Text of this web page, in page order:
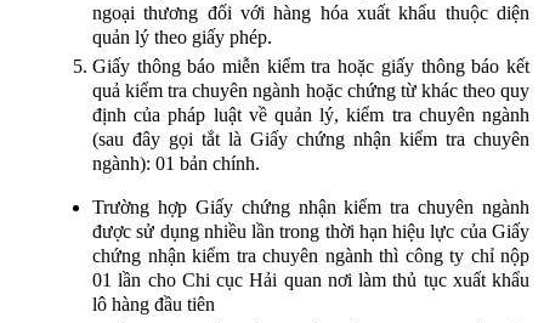
ngoại thương đối với hàng hóa xuất khẩu thuộc diện
quản lý theo giấy phép.
Giấy thông báo miễn kiểm tra hoặc giấy thông báo kết
quả kiểm tra chuyên ngành hoặc chứng từ khác theo quy
định của pháp luật về quản lý, kiểm tra chuyên ngành
(sau đây gọi tắt là Giấy chứng nhận kiểm tra chuyên
ngành): 01 bản chính.
Trường hợp Giấy chứng nhận kiểm tra chuyên ngành
được sử dụng nhiều lần trong thời hạn hiệu lực của Giấy
chứng nhận kiểm tra chuyên ngành thì công ty chỉ nộp
01 lần cho Chi cục Hải quan nơi làm thủ tục xuất khẩu
lô hàng đầu tiên